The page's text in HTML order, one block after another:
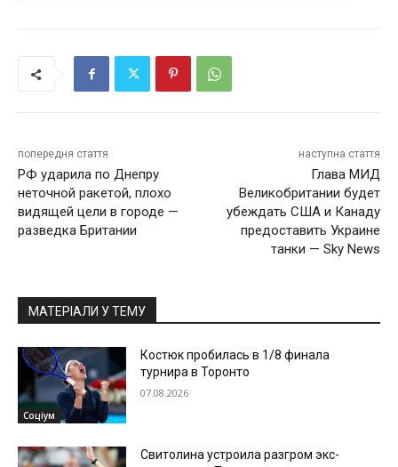
попередня стаття
РФ ударила по Днепру
неточной ракетой, плохо
видящей цели в городе —
разведка Британии
наступна стаття
Глава МИД
Великобритании будет
убеждать США и Канаду
предоставить Украине
танки — Sky News
МАТЕРІАЛИ У ТЕМУ
Соціум
Костюк пробилась в 1/8 финала
турнира в Торонто
07.08.2026
Свитолина устроила разгром экс-